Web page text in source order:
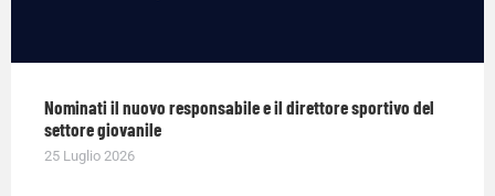
Nominati il nuovo responsabile e il direttore sportivo del
settore giovanile
25 Luglio 2026